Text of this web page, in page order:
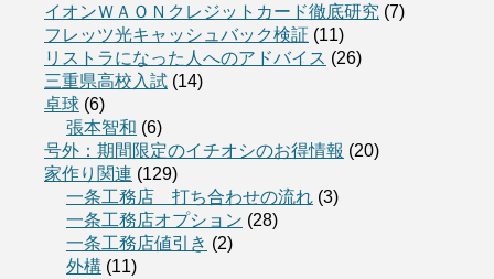
イオンＷＡＯＮクレジットカード徹底研究 (7)
フレッツ光キャッシュバック検証 (11)
リストラになった人へのアドバイス (26)
三重県高校入試 (14)
卓球 (6)
張本智和 (6)
号外：期間限定のイチオシのお得情報 (20)
家作り関連 (129)
一条工務店 打ち合わせの流れ (3)
一条工務店オプション (28)
一条工務店値引き (2)
外構 (11)